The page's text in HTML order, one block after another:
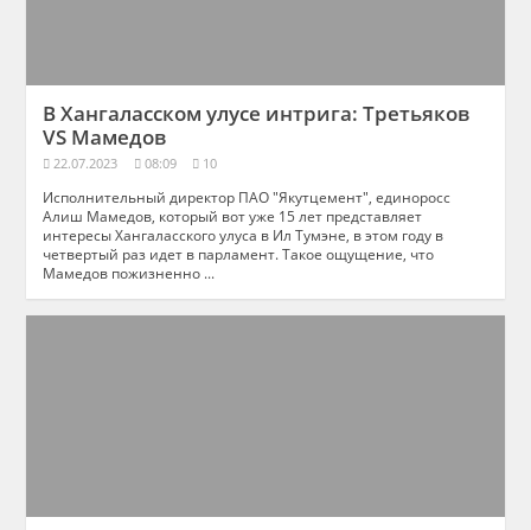
В Хангаласском улусе интрига: Третьяков
VS Мамедов
22.07.2023 08:09 10
Исполнительный директор ПАО "Якутцемент", единоросс
Алиш Мамедов, который вот уже 15 лет представляет
интересы Хангаласского улуса в Ил Тумэне, в этом году в
четвертый раз идет в парламент. Такое ощущение, что
Мамедов пожизненно ...